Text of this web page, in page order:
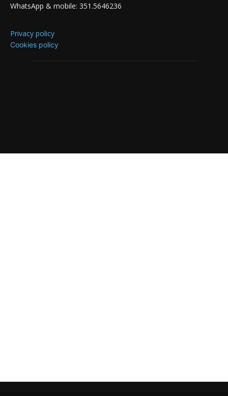
WhatsApp & mobile: 351.5646236
Privacy policy
Cookies policy